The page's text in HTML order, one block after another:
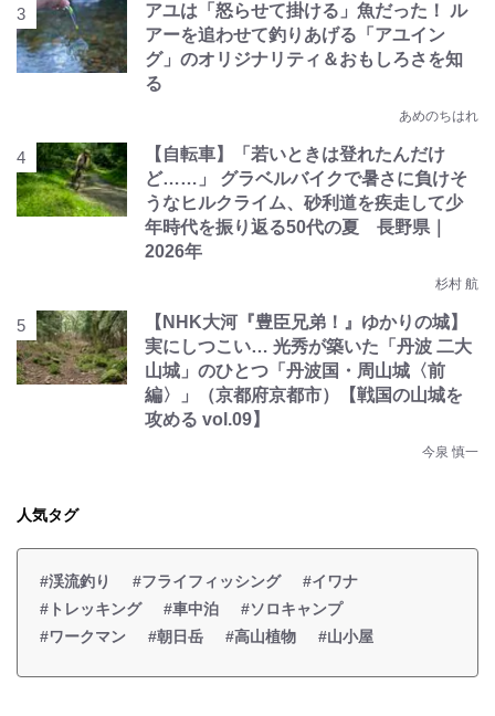
アユは「怒らせて掛ける」魚だった！ ル
アーを追わせて釣りあげる「アユイン
グ」のオリジナリティ＆おもしろさを知
る
あめのちはれ
【自転車】「若いときは登れたんだけ
ど……」 グラベルバイクで暑さに負けそ
うなヒルクライム、砂利道を疾走して少
年時代を振り返る50代の夏 長野県｜
2026年
杉村 航
【NHK大河『豊臣兄弟！』ゆかりの城】
実にしつこい… 光秀が築いた「丹波 二大
山城」のひとつ「丹波国・周山城〈前
編〉」（京都府京都市）【戦国の山城を
攻める vol.09】
今泉 慎一
人気タグ
#渓流釣り #フライフィッシング
#イワナ
#トレッキング
#車中泊
#ソロキャンプ
#ワークマン
#朝日岳 #高山植物 #山小屋